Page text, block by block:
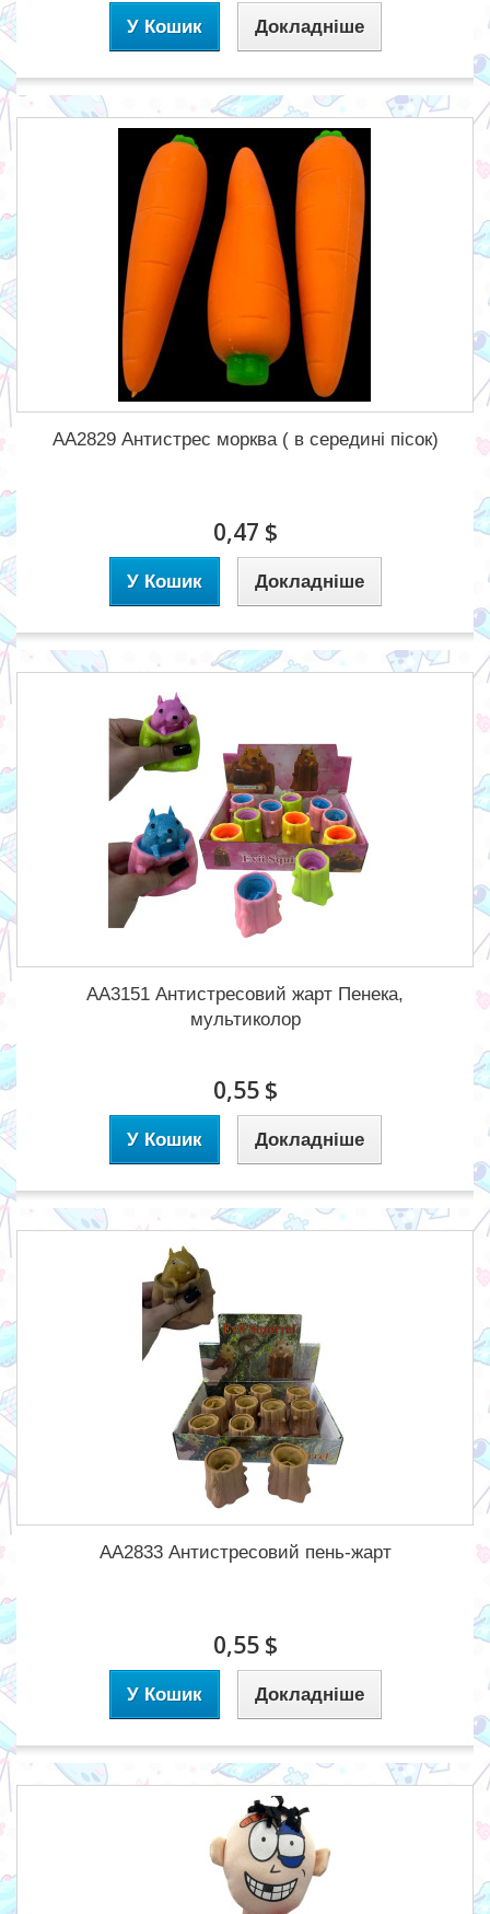
У Кошик Докладніше
АА2829 Антистрес морква ( в середині пісок)
0,47 $
У Кошик Докладніше
AA3151 Антистресовий жарт Пенека,
мультиколор
0,55 $
У Кошик Докладніше
AA2833 Антистресовий пень-жарт
0,55 $
У Кошик Докладніше